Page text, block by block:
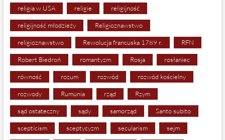
religia w USA religie religijność
religijność młodzieży Religioznawstwo
religioznawstwo Rewolucja francuska 1789 r. RFN
Robert Biedroń romantyzm Rosja rosłaniec
równość rozum rozwód rozwód kościelny
rozwody Rumunia rząd Rzym
sąd ostateczny sądy samorząd Santo subito
scepticism sceptycyzm secularism sejm